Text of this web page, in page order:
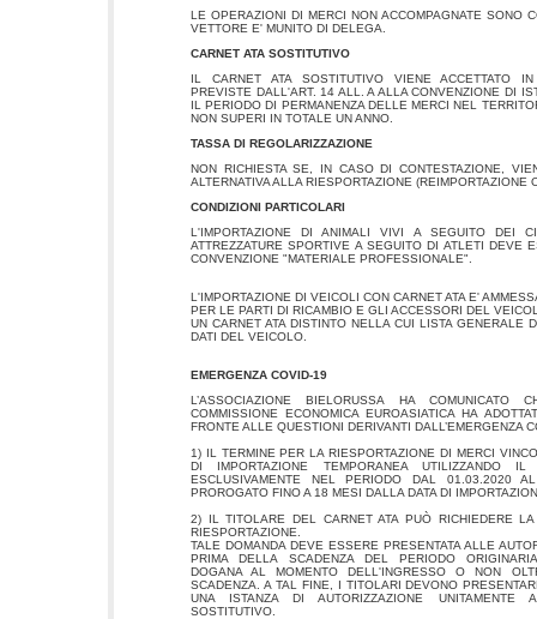
LE OPERAZIONI DI MERCI NON ACCOMPAGNATE SONO
VETTORE E' MUNITO DI DELEGA.
CARNET ATA SOSTITUTIVO
IL CARNET ATA SOSTITUTIVO VIENE ACCETTATO
PREVISTE DALL'ART. 14 ALL. A ALLA CONVENZIONE DI
IL PERIODO DI PERMANENZA DELLE MERCI NEL
NON SUPERI IN TOTALE UN ANNO.
TASSA DI REGOLARIZZAZIONE
NON RICHIESTA SE, IN CASO DI CONTESTAZIONE,
ALTERNATIVA ALLA RIESPORTAZIONE (REIMPORTAZIONE
CONDIZIONI PARTICOLARI
L'IMPORTAZIONE DI ANIMALI VIVI A SEGUITO
ATTREZZATURE SPORTIVE A SEGUITO DI ATLETI DEVE
CONVENZIONE "MATERIALE PROFESSIONALE".
L'IMPORTAZIONE DI VEICOLI CON CARNET ATA E'
PER LE PARTI DI RICAMBIO E GLI ACCESSORI DEL
UN CARNET ATA DISTINTO NELLA CUI LISTA GENERALE
DATI DEL VEICOLO.
EMERGENZA COVID-19
L’ASSOCIAZIONE BIELORUSSA HA
COMMISSIONE ECONOMICA EUROASIATICA HA
FRONTE ALLE QUESTIONI DERIVANTI DALL’EMERGENZA
1) IL TERMINE PER LA RIESPORTAZIONE DI MERCI
DI IMPORTAZIONE TEMPORANEA UTILIZZANDO IL
ESCLUSIVAMENTE NEL PERIODO DAL 01.03.2020
PROROGATO FINO A 18 MESI DALLA DATA DI
2) IL TITOLARE DEL CARNET ATA PUÒ RICHIEDERE
RIESPORTAZIONE.
TALE DOMANDA DEVE ESSERE PRESENTATA ALLE
PRIMA DELLA SCADENZA DEL PERIODO
DOGANA AL MOMENTO DELL'INGRESSO O NON
SCADENZA. A TAL FINE, I TITOLARI DEVONO
UNA ISTANZA DI AUTORIZZAZIONE
SOSTITUTIVO.